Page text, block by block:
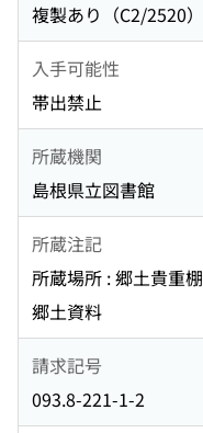
複製あり（C2/2520）
入手可能性
帯出禁止
所蔵機関
島根県立図書館
所蔵注記
所蔵場所 : 郷土貴重棚
郷土資料
請求記号
093.8-221-1-2